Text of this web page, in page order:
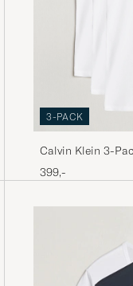
3-PACK
Calvin Klein 3-
399,-